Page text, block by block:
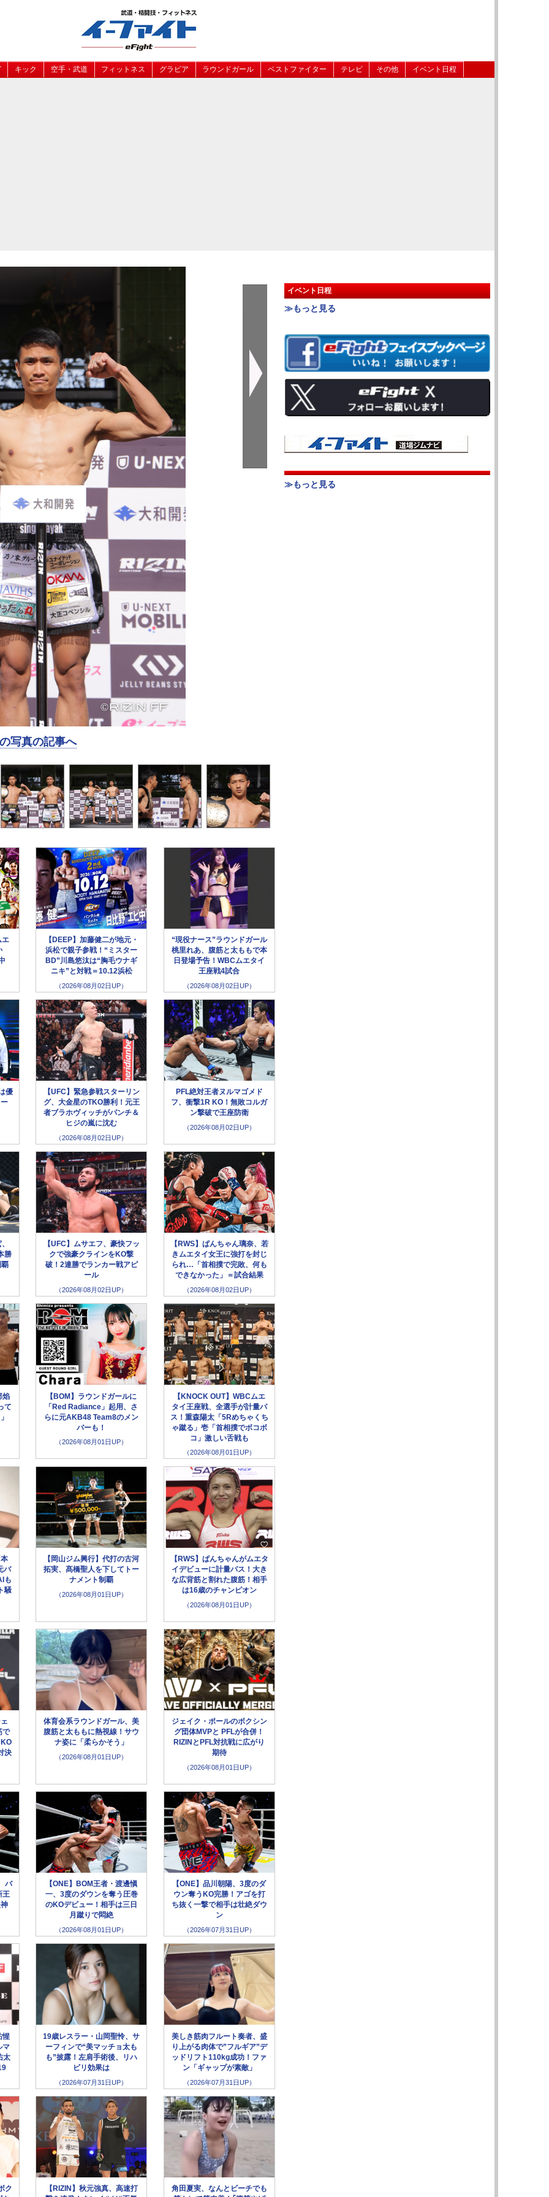
キック 空手・武道 フィットネス グラビア ラウンドガール ベストファイター テレビ その他 イベント日程
写真の記事へ
エ
【DEEP】加藤健二が地元・
浜松で親子参戦！“ミスター
BD”川島悠汰は“胸毛ウナギ
ニキ”と対戦＝10.12浜松
（2026年08月02日UP）
“現役ナース”ラウンドガール
桃里れあ、腹筋と太ももで本
日登場予告！WBCムエタイ
王座戦4試合
（2026年08月02日UP）
優
【UFC】緊急参戦スターリン
グ、大金星のTKO勝利！元王
者ブラホヴィッチがパンチ＆
ヒジの嵐に沈む
（2026年08月02日UP）
PFL絶対王者ヌルマゴメド
フ、衝撃1R KO！無敗コルガ
ン撃破で王座防衛
（2026年08月02日UP）
勝
【UFC】ムサエフ、豪快フッ
クで強豪クラインをKO撃
破！2連勝でランカー戦アピ
ール
（2026年08月02日UP）
【RWS】ぱんちゃん璃奈、若
きムエタイ女王に強打を封じ
られ…「首相撲で完敗、何も
できなかった」＝試合結果
（2026年08月02日UP）
焰
て
【BOM】ラウンドガールに
「Red Radiance」起用、さ
らに元AKB48 Team8のメン
バーも！
（2026年08月01日UP）
【KNOCK OUT】WBCムエ
タイ王座戦、全選手が計量パ
ス！重森陽太「5Rめちゃくち
ゃ蹴る」壱「首相撲でボコボ
コ」激しい舌戦も
（2026年08月01日UP）
バ
も
騒
【岡山ジム興行】代打の古河
拓実、髙橋聖人を下してトー
ナメント制覇
（2026年08月01日UP）
【RWS】ぱんちゃんがムエタ
イデビューに計量パス！大き
な広背筋と割れた腹筋！相手
は16歳のチャンピオン
（2026年08月01日UP）
で
決
体育会系ラウンドガール、美
腹筋と太ももに熱視線！サウ
ナ姿に「柔らかそう」
（2026年08月01日UP）
ジェイク・ポールのボクシン
グ団体MVPと PFLが合併！
RIZINとPFL対抗戦に広がり
期待
（2026年08月01日UP）
バ
王
【ONE】BOM王者・渡邊愼
一、3度のダウンを奪う圧巻
のKOデビュー！相手は三日
月蹴りで悶絶
（2026年08月01日UP）
【ONE】品川朝陽、3度のダ
ウン奪うKO完勝！アゴを打
ち抜く一撃で相手は壮絶ダウ
ン
（2026年07月31日UP）
惺
マ
太
19歳レスラー・山岡聖怜、サ
ーフィンで“美マッチョ太も
も”披露！左肩手術後、リハ
ビリ効果は
（2026年07月31日UP）
美しき筋肉フルート奏者、盛
り上がる肉体で”フルギア”デ
ッドリフト110kg成功！ファ
ン「ギャップが素敵」
（2026年07月31日UP）
ク
【RIZIN】秋元強真、高速打
角田夏実、なんとビーチでも
イベント日程
≫もっと見る
≫もっと見る